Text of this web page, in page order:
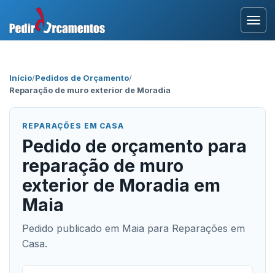
Início/Pedidos de Orçamento/
Reparação de muro exterior de Moradia
REPARAÇÕES EM CASA
Pedido de orçamento para
reparação de muro
exterior de Moradia em
Maia
Pedido publicado em Maia para Reparações em
Casa.
Área Profissional
Como Funciona?